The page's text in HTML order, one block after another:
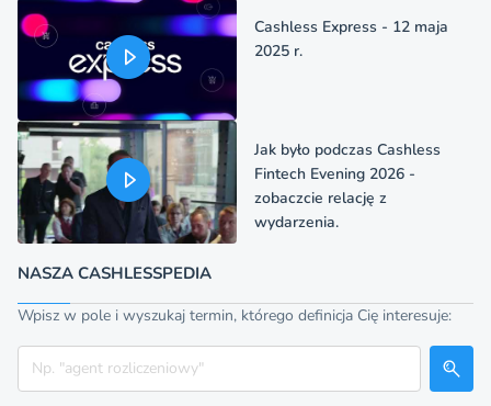
Cashless Express - 12 maja
2025 r.
Jak było podczas Cashless
Fintech Evening 2026 -
zobaczcie relację z
wydarzenia.
NASZA CASHLESSPEDIA
Wpisz w pole i wyszukaj termin, którego definicja Cię interesuje:
Szukaj